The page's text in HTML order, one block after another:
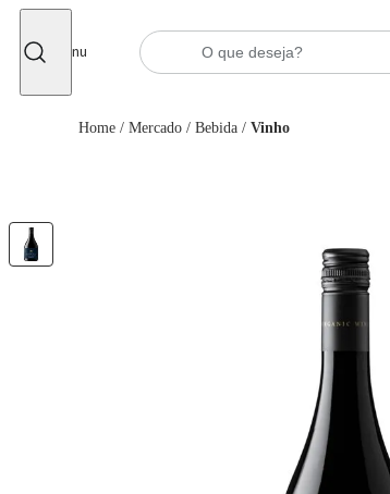
Menu
Home / Mercado / Bebida / Vinho